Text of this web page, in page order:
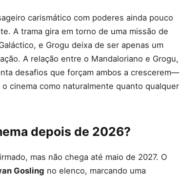
carismático com poderes ainda pouco
A trama gira em torno de uma missão de
e Grogu deixa de ser apenas um
A relação entre o Mandaloriano e Grogu,
desafios que forçam ambos a crescerem—
cinema como naturalmente quanto qualquer
depois de 2026?
mas não chega até maio de 2027. O
Gosling no elenco, marcando uma